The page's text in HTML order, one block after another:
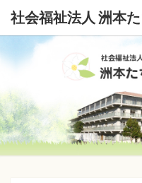
社会福祉法人 洲本